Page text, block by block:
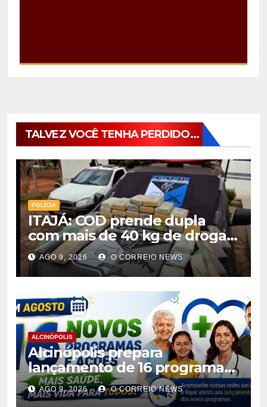
TALVEZ VOCÊ TENHA PERDIDO...
POLÍCIA
ITAJÁ: COD prende dupla
com mais de 40 kg de drogas
avaliadas em r$ 1 milhão
AGO 9, 2026 O CORREIO NEWS
ALCINÓPOLIS
Alcinópolis prepara
lançamento de 16 programas
de saúde para ampliar
atendimento à população
AGO 9, 2026 O CORREIO NEWS